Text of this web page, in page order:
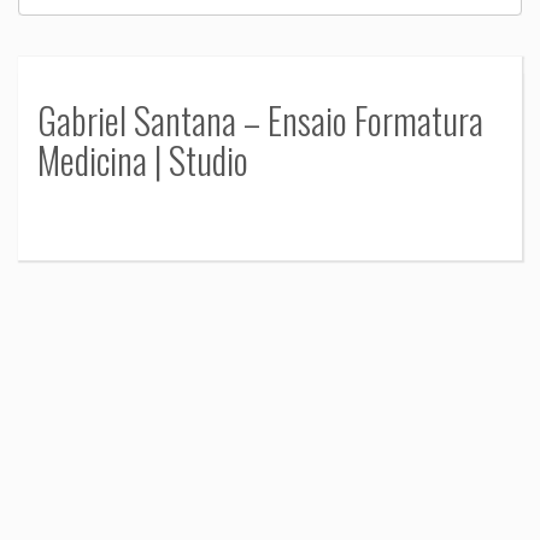
Gabriel Santana – Ensaio Formatura
Medicina | Studio